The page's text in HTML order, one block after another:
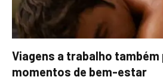
Viagens a trabalho
momentos de bem-estar